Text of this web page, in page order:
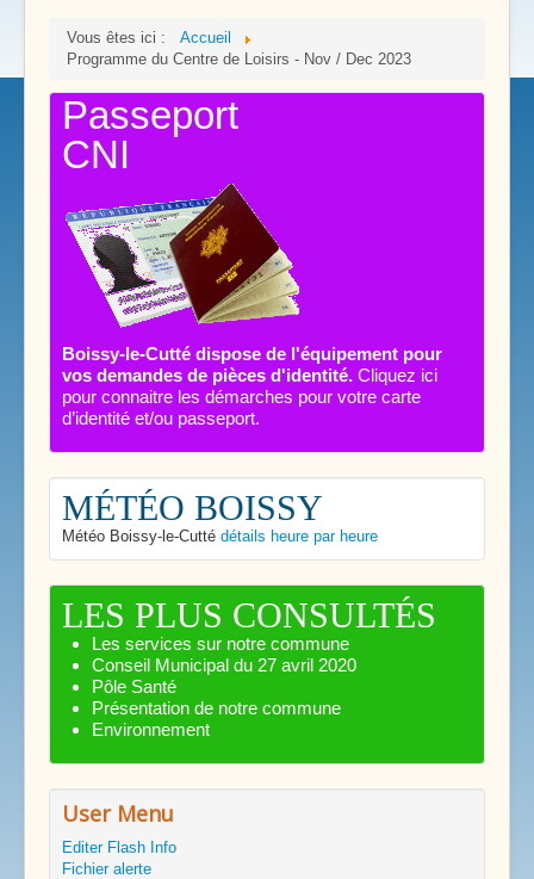
Vous êtes ici :
Accueil
Programme du Centre de Loisirs - Nov / Dec 2023
Passeport
CNI
Boissy-le-Cutté dispose de l'équipement pour
vos demandes de pièces d'identité. Cliquez ici
pour connaitre les démarches pour votre carte
d’identité et/ou passeport.
MÉTÉO BOISSY
Météo Boissy-le-Cutté détails heure par heure
LES PLUS CONSULTÉS
Les services sur notre commune
Conseil Municipal du 27 avril 2020
Pôle Santé
Présentation de notre commune
Environnement
User Menu
Editer Flash Info
Fichier alerte